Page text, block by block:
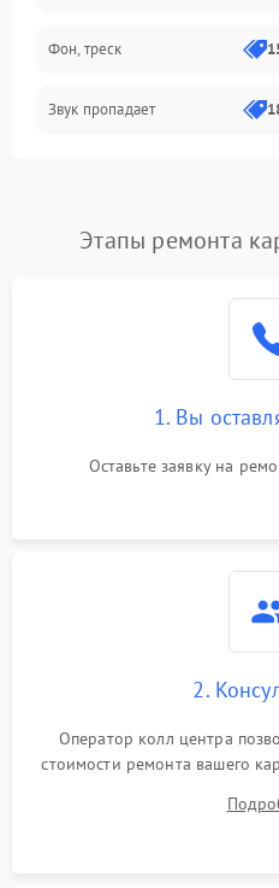
Фон, треск
Звук пропадает
Этапы ремонта
1. Вы
Оставьте заявку на
2.
Оператор колл центра
стоимости ремонта вашего